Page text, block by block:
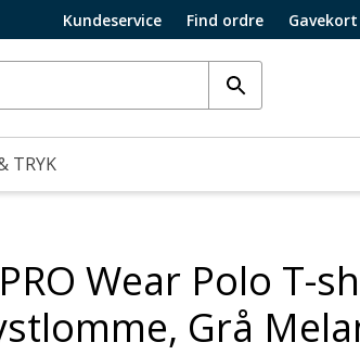
Kundeservice Find ordre
TRYK
Wear Polo T-
Grå